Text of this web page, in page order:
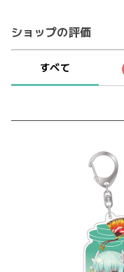
ショップの評価
すべて